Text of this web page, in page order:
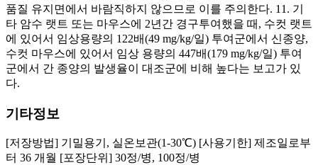
품질 유지면에서 바람직하지 않으므로 이를 주의한다. 11. 기
타 암수 랫트 또는 마우스에 2년간 경구투여했을 때, 수컷 랫트
에 있어서 임상용량의 122배(49 mg/kg/일) 투여군에서 신종양,
수컷 마우스에 있어서 임상 용량의 447배(179 mg/kg/일) 투여
군에서 간 종양의 발생율이 대조군에 비해 높다는 보고가 있
다.
기타정보
[저장방법] 기밀용기, 실온보관(1-30℃) [사용기한] 제조일로부
터 36 개월 [포장단위] 30정/병, 100정/병